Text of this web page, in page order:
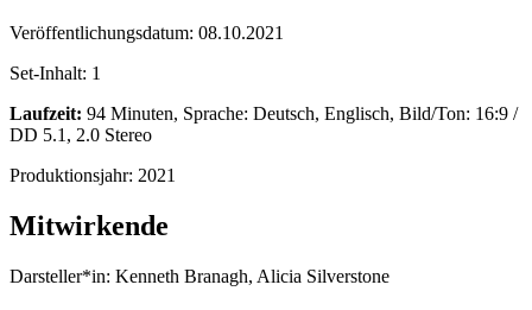
Veröffentlichungsdatum: 08.10.2021
Set-Inhalt: 1
Laufzeit: 94 Minuten, Sprache: Deutsch, Englisch, Bild/Ton: 16:9 /
DD 5.1, 2.0 Stereo
Produktionsjahr: 2021
Mitwirkende
Darsteller*in: Kenneth Branagh, Alicia Silverstone